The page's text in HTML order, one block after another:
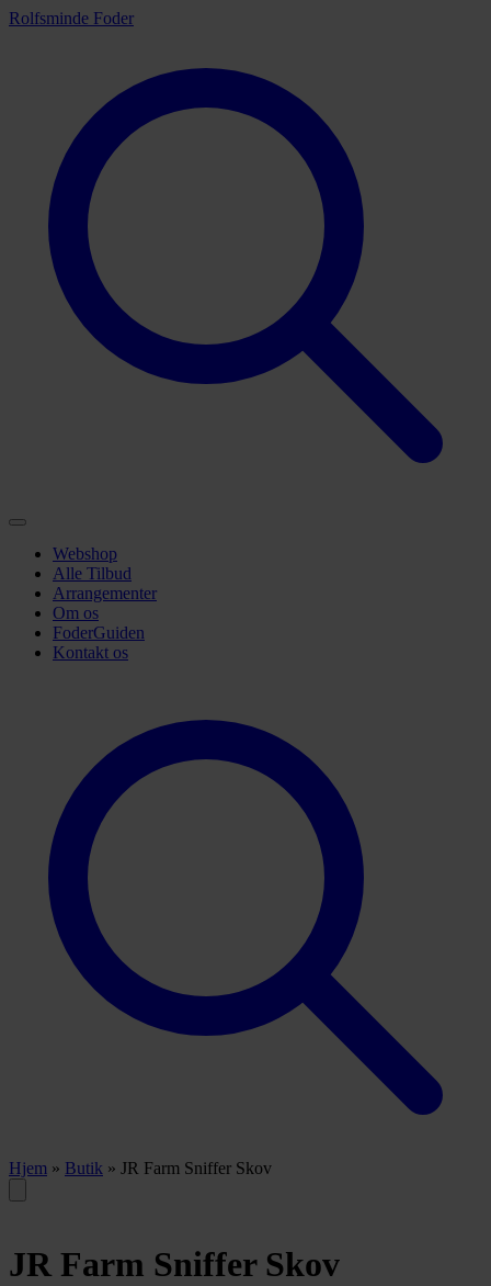
Rolfsminde Foder
Webshop
Alle Tilbud
Arrangementer
Om os
FoderGuiden
Kontakt os
Hjem » Butik » JR Farm Sniffer Skov
JR Farm Sniffer Skov